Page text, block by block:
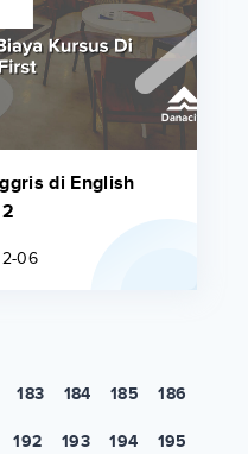
di English
06
183 184 185 186
192 193 194 195